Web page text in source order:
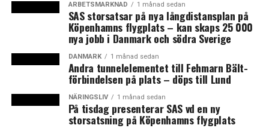
Samtidigt pågår också ett nordiskt samarbete för att
bekämpa social marginalisering, extremism och religiös
diskriminering, där Malmö stod värd för en konferens i
slutet av mars.
News Øresund – Anna Palmehag
Norden möttes i Malmö för att förebygga
ARBETSMARKNAD 1 månad sedan
SAS storsatsar på nya långdistansplan på
Köpenhamns flygplats – kan skaps 25 000
nya jobb i Danmark och södra Sverige
DANMARK 1 månad sedan
Andra tunnelelementet till Fehmarn Bält-
förbindelsen på plats – döps till Lund
NÄRINGSLIV 1 månad sedan
På tisdag presenterar SAS vd en ny
storsatsning på Köpenhamns flygplats